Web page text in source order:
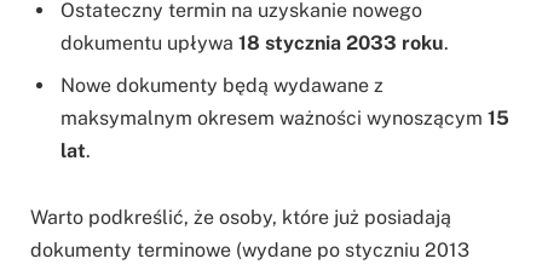
Ostateczny termin na uzyskanie nowego
dokumentu upływa 18 stycznia 2033 roku.
Nowe dokumenty będą wydawane z
maksymalnym okresem ważności wynoszącym 15
lat.
Warto podkreślić, że osoby, które już posiadają
dokumenty terminowe (wydane po styczniu 2013